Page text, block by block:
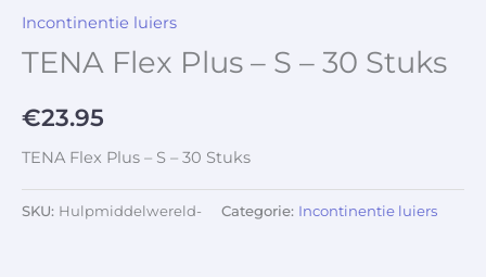
Incontinentie luiers
TENA Flex Plus – S – 30 Stuks
€23.95
TENA Flex Plus – S – 30 Stuks
SKU: Hulpmiddelwereld- Categorie: Incontinentie luiers